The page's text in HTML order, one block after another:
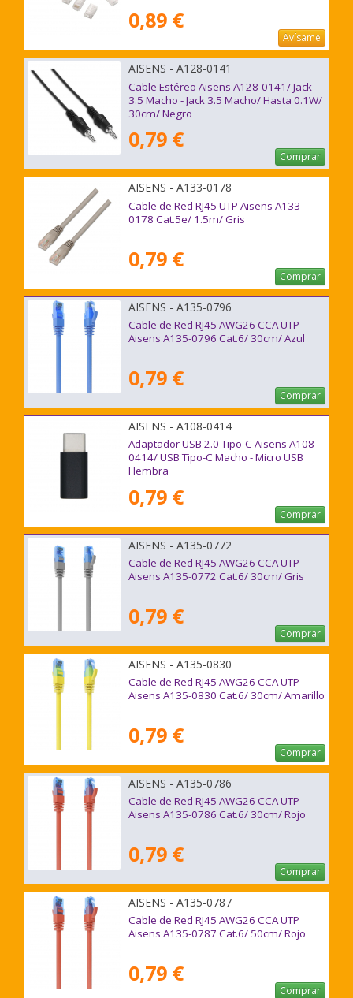
0,89 €
Avísame
AISENS - A128-0141
Cable Estéreo Aisens A128-0141/ Jack
3.5 Macho - Jack 3.5 Macho/ Hasta 0.1W/
30cm/ Negro
0,79 €
Comprar
AISENS - A133-0178
Cable de Red RJ45 UTP Aisens A133-
0178 Cat.5e/ 1.5m/ Gris
0,79 €
Comprar
AISENS - A135-0796
Cable de Red RJ45 AWG26 CCA UTP
Aisens A135-0796 Cat.6/ 30cm/ Azul
0,79 €
Comprar
AISENS - A108-0414
Adaptador USB 2.0 Tipo-C Aisens A108-
0414/ USB Tipo-C Macho - Micro USB
Hembra
0,79 €
Comprar
AISENS - A135-0772
Cable de Red RJ45 AWG26 CCA UTP
Aisens A135-0772 Cat.6/ 30cm/ Gris
0,79 €
Comprar
AISENS - A135-0830
Cable de Red RJ45 AWG26 CCA UTP
Aisens A135-0830 Cat.6/ 30cm/ Amarillo
0,79 €
Comprar
AISENS - A135-0786
Cable de Red RJ45 AWG26 CCA UTP
Aisens A135-0786 Cat.6/ 30cm/ Rojo
0,79 €
Comprar
AISENS - A135-0787
Cable de Red RJ45 AWG26 CCA UTP
Aisens A135-0787 Cat.6/ 50cm/ Rojo
0,79 €
Comprar